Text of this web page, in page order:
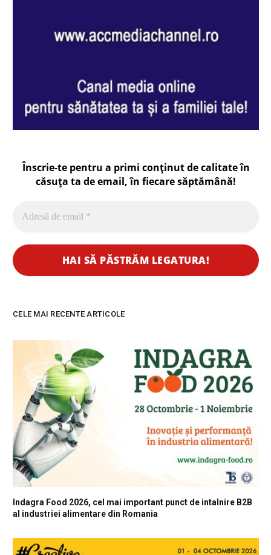
Înscrie-te pentru a primi conținut de calitate în
căsuța ta de email, în fiecaresăptămână!
CELE MAI RECENTE ARTICOLE
Indagra Food 2026, cel mai important punct de intalnire B2B
al industriei alimentare din Romania